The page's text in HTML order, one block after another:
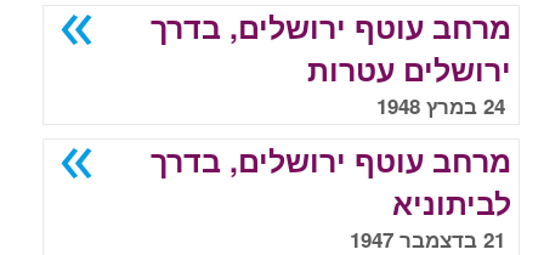
מרחב עוטף ירושלים, בדרך
ירושלים עטרות
24 במרץ 1948
מרחב עוטף ירושלים, בדרך
לביתוניא
21 בדצמבר 1947